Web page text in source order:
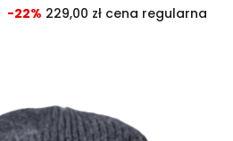
-22% 229,00 zł cena regularna